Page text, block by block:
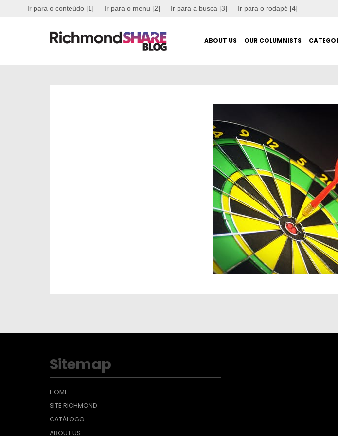
Ir para o conteúdo [1] Ir para o menu [2] Ir para a busca [3] Ir para o rodapé [4]
ABOUT US OUR COLUMNISTS
Sitemap
HOME
SITE RICHMOND
CATÁLOGO
ABOUT US